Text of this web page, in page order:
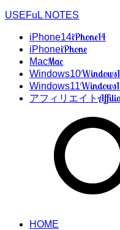
USEFuL NOTES
iPhone14iPhone14
iPhoneiPhone
MacMac
Windows10
Windows11
アフィリエイト
HOME